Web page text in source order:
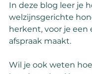
In deze blog leer je
welzijnsgerichte
herkent, voor je een
afspraak maakt.
Wil je ook weten